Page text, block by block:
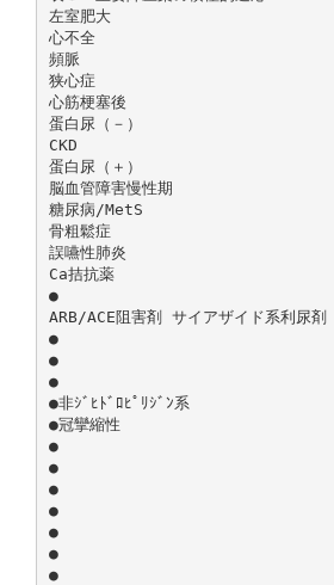
左室肥大
心不全
頻脈
狭心症
心筋梗塞後
蛋白尿（－）
CKD
蛋白尿（＋）
脳血管障害慢性期
糖尿病/MetS
骨粗鬆症
誤嚥性肺炎
Ca拮抗薬
●
ARB/ACE阻害剤 サイアザイド系利尿剤
●
●
●
●非ｼﾞﾋﾄﾞﾛﾋﾟﾘｼﾞﾝ系
●冠攣縮性
●
●
●
●
●
●
●